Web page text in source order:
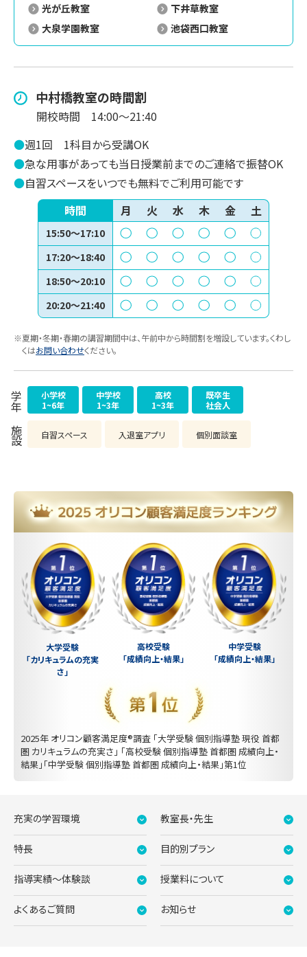
光が丘教室
下井草教室
大泉学園教室
池袋西口教室
中村橋教室の時間割
開校時間
14:00～21:40
●週1回
1科目から受講OK
●急な用事があっても当日授業前までのご連絡で振替OK
●自習スペースをいつでも無料でご利用可能です
時間
月 火 水 木 金 土
15:50～17:10
17:20～18:40
18:50～20:10
20:20～21:40
※夏期・冬期・春期の講習期間中は、午前中から時間割を増設しています。くわし
くはお問い合わせください。
学年
小学校
1~6年
中学校
1~3年
高校
1~3年
既卒生
社会人
施設 自習スペース 入退室アプリ 個別面談室
大学受験
「カリキュラムの充実
さ」
高校受験
「成績向上・結果」
中学受験
「成績向上・結果」
2025年 オリコン顧客満足度®調査 「大学受験 個別指導塾 現役 首都
圏 カリキュラムの充実さ」 「高校受験 個別指導塾 首都圏 成績向上・
結果」「中学受験 個別指導塾 首都圏 成績向上・結果」第1位
充実の学習環境 教室長・先生
特長 目的別プラン
指導実績〜体験談 授業料について
よくあるご質問 お知らせ